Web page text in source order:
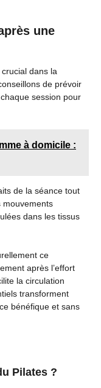
une
dans la
de prévoir
session pour
à domicile :
de la séance tout
mouvements
dans les tissus
ce
après l’effort
la circulation
transforment
bénéfique et sans
Pilates ?